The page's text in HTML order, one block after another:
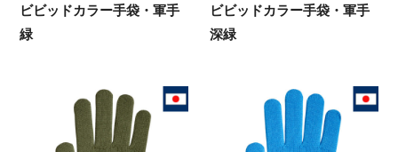
ビビッドカラー手袋・軍手
緑
ビビッドカラー手袋・軍手
深緑